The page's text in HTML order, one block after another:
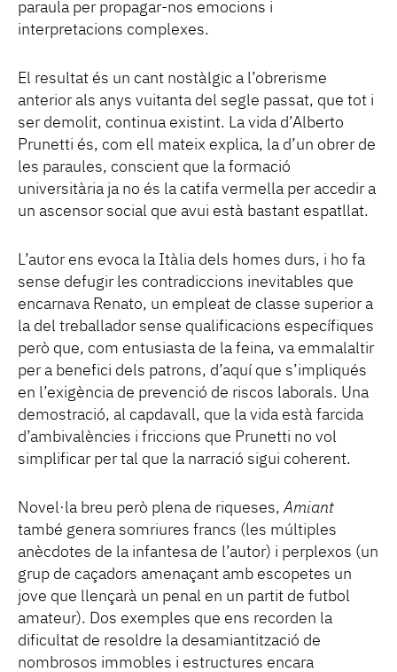
paraula per propagar-nos emocions i
interpretacions complexes.
El resultat és un cant nostàlgic a l’obrerisme
anterior als anys vuitanta del segle passat, que tot i
ser demolit, continua existint. La vida d’Alberto
Prunetti és, com ell mateix explica, la d’un obrer de
les paraules, conscient que la formació
universitària ja no és la catifa vermella per accedir a
un ascensor social que avui està bastant espatllat.
L’autor ens evoca la Itàlia dels homes durs, i ho fa
sense defugir les contradiccions inevitables que
encarnava Renato, un empleat de classe superior a
la del treballador sense qualificacions específiques
però que, com entusiasta de la feina, va emmalaltir
per a benefici dels patrons, d’aquí que s’impliqués
en l’exigència de prevenció de riscos laborals. Una
demostració, al capdavall, que la vida està farcida
d’ambivalències i friccions que Prunetti no vol
simplificar per tal que la narració sigui coherent.
Novel·la breu però plena de riqueses, Amiant
també genera somriures francs (les múltiples
anècdotes de la infantesa de l’autor) i perplexos (un
grup de caçadors amenaçant amb escopetes un
jove que llençarà un penal en un partit de futbol
amateur). Dos exemples que ens recorden la
dificultat de resoldre la desamiantització de
nombrosos immobles i estructures encara